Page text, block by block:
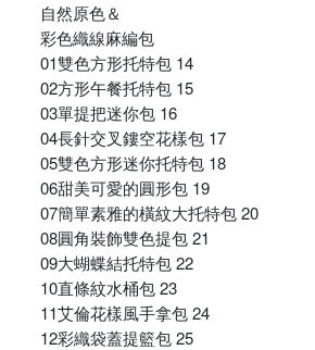
自然原色＆
彩色織線麻編包
01雙色方形托特包 14
02方形午餐托特包 15
03單提把迷你包 16
04長針交叉鏤空花樣包 17
05雙色方形迷你托特包 18
06甜美可愛的圓形包 19
07簡單素雅的橫紋大托特包 20
08圓角裝飾雙色提包 21
09大蝴蝶結托特包 22
10直條紋水桶包 23
11艾倫花樣風手拿包 24
12彩織袋蓋提籃包 25